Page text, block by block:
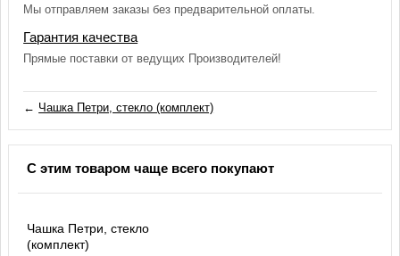
Мы отправляем заказы без предварительной оплаты.
Гарантия качества
Прямые поставки от ведущих Производителей!
← Чашка Петри, стекло (комплект)
С этим товаром чаще всего покупают
Чашка Петри, стекло
(комплект)